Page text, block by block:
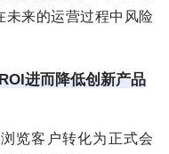
未来的运营过程中风险
进而降低创新产品
览客户转化为正式会